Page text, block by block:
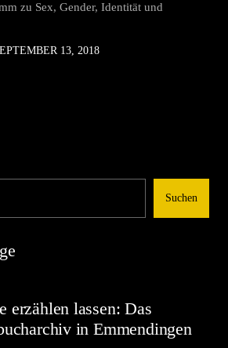
zu Sex, Gender, Identität und
13, 2018
Suchen
erzählen lassen: Das
in Emmendingen